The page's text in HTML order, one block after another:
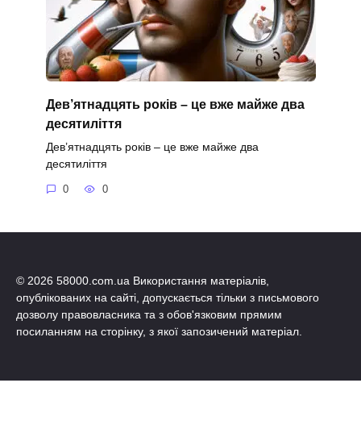
Дев’ятнадцять років – це вже майже два
десятиліття
Дев’ятнадцять років – це вже майже два
десятиліття
0 0
© 2026 58000.com.ua Використання матеріалів,
опублікованих на сайті, допускається тільки з письмового
дозволу правовласника та з обов'язковим прямим
посиланням на сторінку, з якої запозичений матеріал.